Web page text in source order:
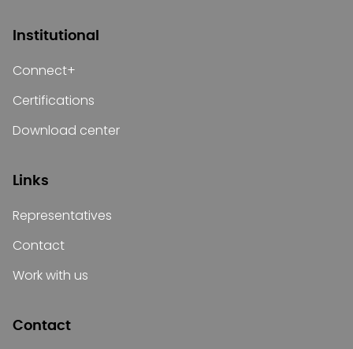
Institutional
Connect+
Certifications
Download center
Links
Representatives
Contact
Work with us
Contact